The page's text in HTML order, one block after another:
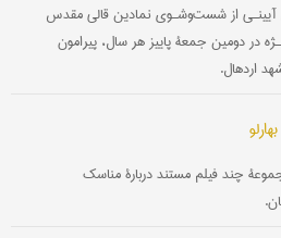
آیینـی از شست‌وشـوی نمادین قالی مقدس
در دومین جمعۀ پاییز هر سال، پیرامون
اردهال.
چند فیلم مستند دربارۀ مناسک